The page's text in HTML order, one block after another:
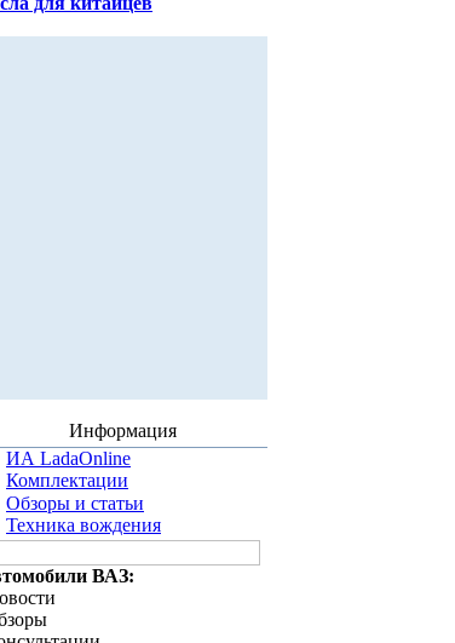
Информация
ИА LadaOnline
Комплектации
Обзоры и статьи
Техника вождения
ВАЗ: